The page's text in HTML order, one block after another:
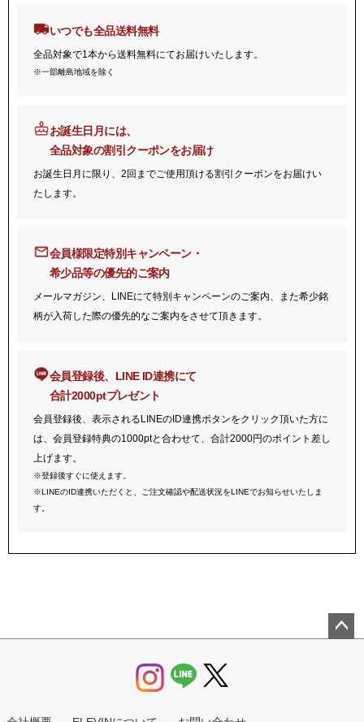
いつでも全品送料無料
全品対象で1本から送料無料にてお届けいたします。
※一部離島地域を除く
お誕生日月には、
全品対象の割引クーポンをお届け
お誕生日月に限り、2回までご使用頂ける割引クーポンをお届けい
たします。
会員様限定特別キャンペーン・
希少品等の優先的ご案内
メールマガジン、LINEにて特別キャンペーンのご案内、また希少銘
柄が入荷した際の優先的なご案内をさせて頂きます。
会員登録後、LINE ID連携にて
合計2000ptプレゼント
会員登録後、表示されるLINEのID連携ボタンをクリック頂いた方に
は、会員登録特典の1000ptと合わせて、合計2000円のポイント差し
上げます。
※登録後すぐに使えます。
※LINEのID連携いただくと、ご注文確認や配送状況をLINEでお知らせいたしま
す。